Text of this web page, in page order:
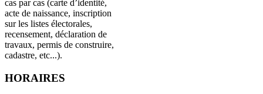
cas par cas (carte d’identité,
acte de naissance, inscription
sur les listes électorales,
recensement, déclaration de
travaux, permis de construire,
cadastre, etc...).
HORAIRES